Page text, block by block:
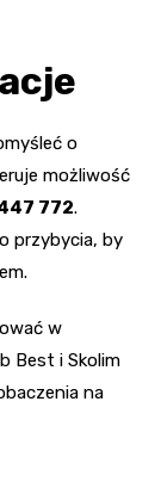
o
możliwość
772.
przybycia, by
w
Best i Skolim
na